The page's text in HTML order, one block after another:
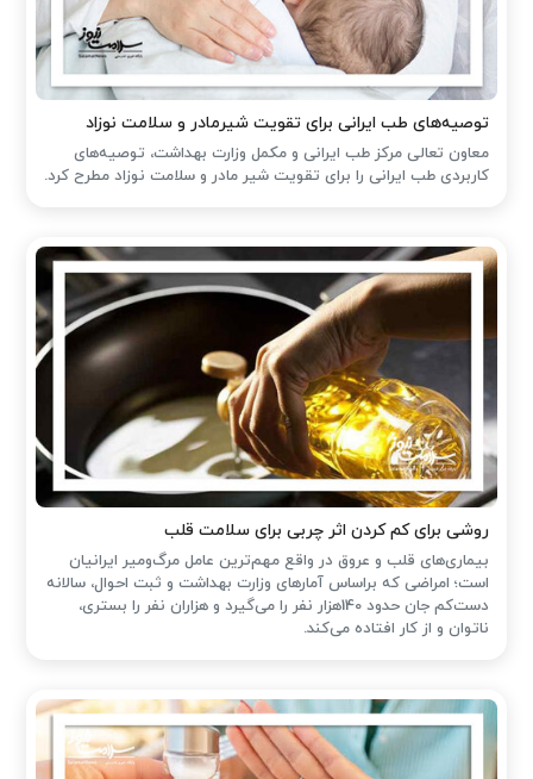
توصیه‌های طب ایرانی برای تقویت شیرمادر و سلامت نوزاد
معاون تعالی مرکز طب ایرانی و مکمل وزارت بهداشت، توصیه‌های
کاربردی طب ایرانی را برای تقویت شیر مادر و سلامت نوزاد مطرح کرد.
روشی برای کم کردن اثر چربی برای سلامت قلب
بیماری‌های قلب و عروق در واقع مهم‌ترین عامل مرگ‌ومیر ایرانیان
است؛ امراضی که براساس آمارهای وزارت بهداشت و ثبت احوال، سالانه
دست‌کم جان حدود 140هزار نفر را می‌گیرد و هزاران نفر را بستری،
ناتوان و از کار افتاده می‌کند.